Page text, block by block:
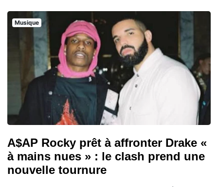
Musique
A$AP Rocky prêt à affronter Drake «
à mains nues » : le clash prend une
nouvelle tournure